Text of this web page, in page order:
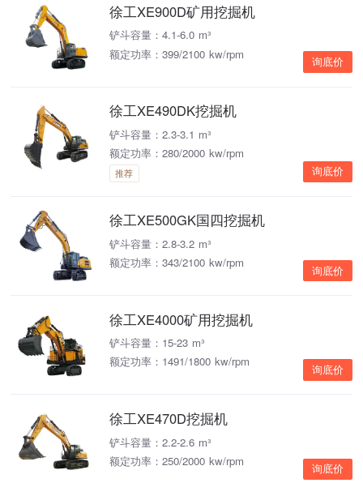
徐工XE900D矿用挖掘机
铲斗容量：4.1-6.0 m³
额定功率：399/2100 kw/rpm
询底价
徐工XE490DK挖掘机
铲斗容量：2.3-3.1 m³
额定功率：280/2000 kw/rpm
推荐 询底价
徐工XE500GK国四挖掘机
铲斗容量：2.8-3.2 m³
额定功率：343/2100 kw/rpm
询底价
徐工XE4000矿用挖掘机
铲斗容量：15-23 m³
额定功率：1491/1800 kw/rpm
询底价
徐工XE470D挖掘机
铲斗容量：2.2-2.6 m³
额定功率：250/2000 kw/rpm
询底价